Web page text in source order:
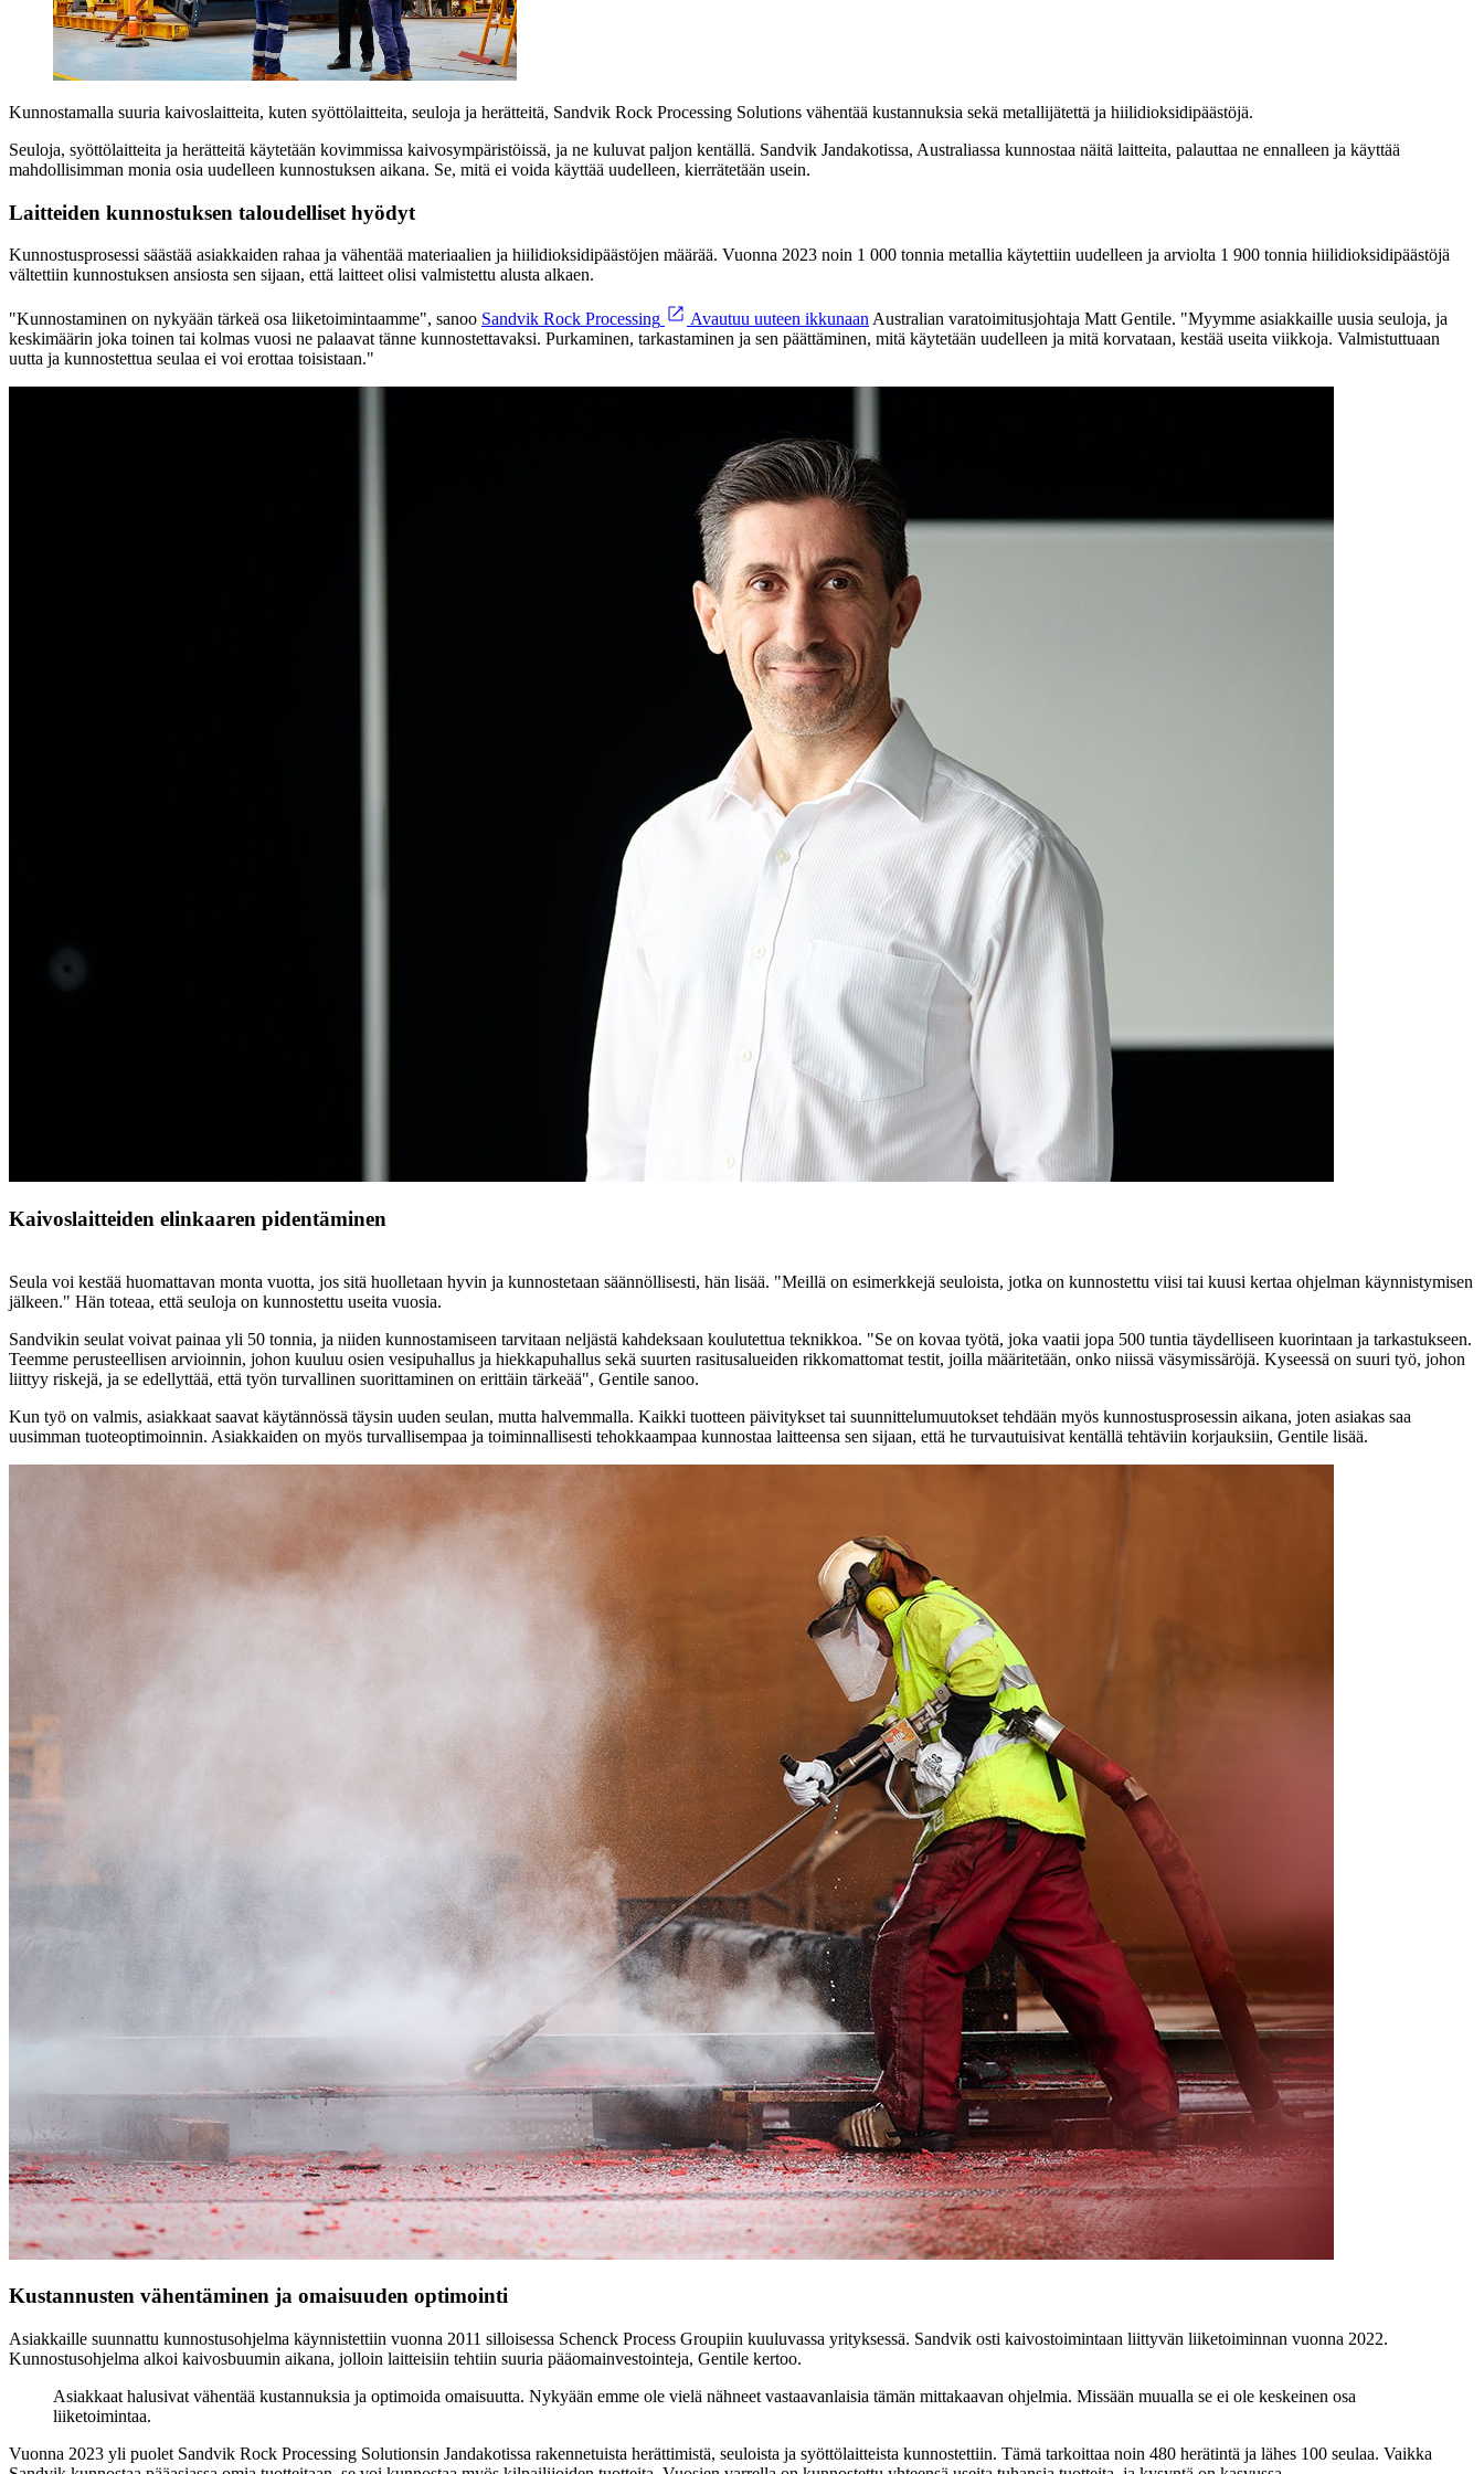
Kunnostamalla suuria kaivoslaitteita, kuten syöttölaitteita, seuloja ja herätteitä, Sandvik Rock Processing Solutions vähentää kustannuksia sekä metallijätettä ja hiilidioksidipäästöjä.
Seuloja, syöttölaitteita ja herätteitä käytetään kovimmissa kaivosympäristöissä, ja ne kuluvat paljon kentällä. Sandvik Jandakotissa, Australiassa kunnostaa näitä laitteita, palauttaa ne ennalleen ja käyttää
mahdollisimman monia osia uudelleen kunnostuksen aikana. Se, mitä ei voida käyttää uudelleen, kierrätetään usein.
Laitteiden kunnostuksen taloudelliset hyödyt
Kunnostusprosessi säästää asiakkaiden rahaa ja vähentää materiaalien ja hiilidioksidipäästöjen määrää. Vuonna 2023 noin 1 000 tonnia metallia käytettiin uudelleen ja arviolta 1 900 tonnia hiilidioksidipäästöjä
vältettiin kunnostuksen ansiosta sen sijaan, että laitteet olisi valmistettu alusta alkaen.
"Kunnostaminen on nykyään tärkeä osa liiketoimintaamme", sanoo Sandvik Rock Processing Avautuu uuteen ikkunaan Australian varatoimitusjohtaja Matt Gentile. "Myymme asiakkaille uusia seuloja, ja
keskimäärin joka toinen tai kolmas vuosi ne palaavat tänne kunnostettavaksi. Purkaminen, tarkastaminen ja sen päättäminen, mitä käytetään uudelleen ja mitä korvataan, kestää useita viikkoja. Valmistuttuaan
uutta ja kunnostettua seulaa ei voi erottaa toisistaan."
Kaivoslaitteiden elinkaaren pidentäminen
Seula voi kestää huomattavan monta vuotta, jos sitä huolletaan hyvin ja kunnostetaan säännöllisesti, hän lisää. "Meillä on esimerkkejä seuloista, jotka on kunnostettu viisi tai kuusi kertaa ohjelman käynnistymisen
jälkeen." Hän toteaa, että seuloja on kunnostettu useita vuosia.
Sandvikin seulat voivat painaa yli 50 tonnia, ja niiden kunnostamiseen tarvitaan neljästä kahdeksaan koulutettua teknikkoa. "Se on kovaa työtä, joka vaatii jopa 500 tuntia täydelliseen kuorintaan ja tarkastukseen.
Teemme perusteellisen arvioinnin, johon kuuluu osien vesipuhallus ja hiekkapuhallus sekä suurten rasitusalueiden rikkomattomat testit, joilla määritetään, onko niissä väsymissäröjä. Kyseessä on suuri työ, johon
liittyy riskejä, ja se edellyttää, että työn turvallinen suorittaminen on erittäin tärkeää", Gentile sanoo.
Kun työ on valmis, asiakkaat saavat käytännössä täysin uuden seulan, mutta halvemmalla. Kaikki tuotteen päivitykset tai suunnittelumuutokset tehdään myös kunnostusprosessin aikana, joten asiakas saa
uusimman tuoteoptimoinnin. Asiakkaiden on myös turvallisempaa ja toiminnallisesti tehokkaampaa kunnostaa laitteensa sen sijaan, että he turvautuisivat kentällä tehtäviin korjauksiin, Gentile lisää.
Kustannusten vähentäminen ja omaisuuden optimointi
Asiakkaille suunnattu kunnostusohjelma käynnistettiin vuonna 2011 silloisessa Schenck Process Groupiin kuuluvassa yrityksessä. Sandvik osti kaivostoimintaan liittyvän liiketoiminnan vuonna 2022.
Kunnostusohjelma alkoi kaivosbuumin aikana, jolloin laitteisiin tehtiin suuria pääomainvestointeja, Gentile kertoo.
Asiakkaat halusivat vähentää kustannuksia ja optimoida omaisuutta. Nykyään emme ole vielä nähneet vastaavanlaisia tämän mittakaavan ohjelmia. Missään muualla se ei ole keskeinen osa
liiketoimintaa.
Vuonna 2023 yli puolet Sandvik Rock Processing Solutionsin Jandakotissa rakennetuista herättimistä, seuloista ja syöttölaitteista kunnostettiin. Tämä tarkoittaa noin 480 herätintä ja lähes 100 seulaa. Vaikka